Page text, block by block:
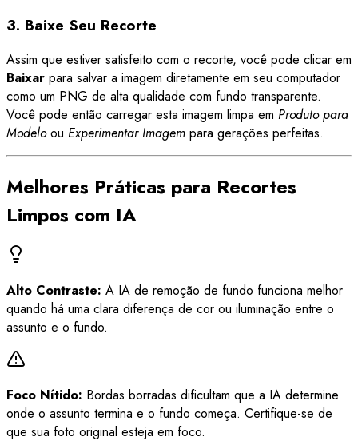
3. Baixe Seu Recorte
Assim que estiver satisfeito com o recorte, você pode clicar em
Baixar para salvar a imagem diretamente em seu computador
como um PNG de alta qualidade com fundo transparente.
Você pode então carregar esta imagem limpa em Produto para
Modeloou Experimentar Imagem para gerações perfeitas.
Melhores Práticas para Recortes
Limpos com IA
Alto Contraste: A IA de remoção de fundo funciona melhor
quando há uma clara diferença de cor ou iluminação entre o
assunto e o fundo.
Foco Nítido: Bordas borradas dificultam que a IA determine
onde o assunto termina e o fundo começa. Certifique-se de
que sua foto original esteja em foco.